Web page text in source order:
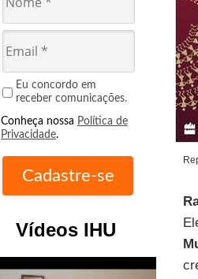
Eu concordo em
receber comunicações.
Conheça nossa Política de
Privacidade.
Vídeos IHU